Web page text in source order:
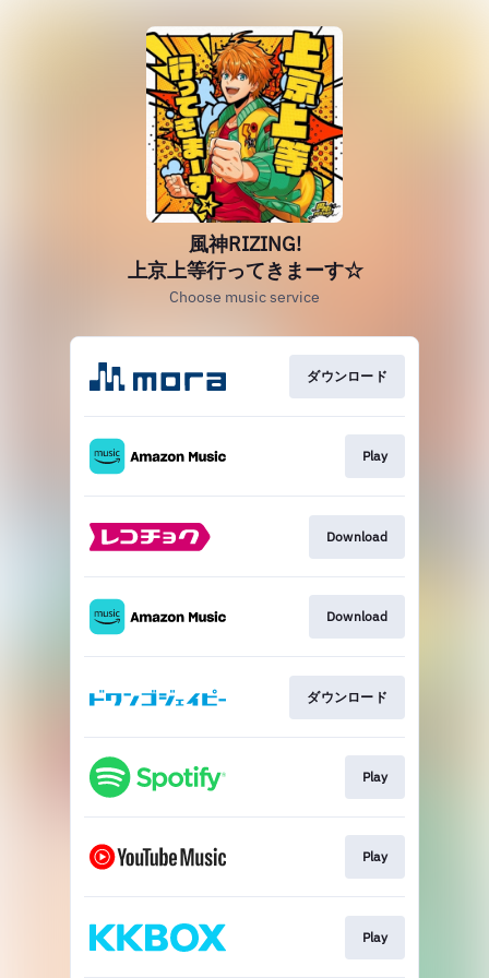
風神RIZING!
上京上等行ってきまーす☆
Choose music service
ダウンロード
Play
Download
Download
ダウンロード
Play
Play
Play